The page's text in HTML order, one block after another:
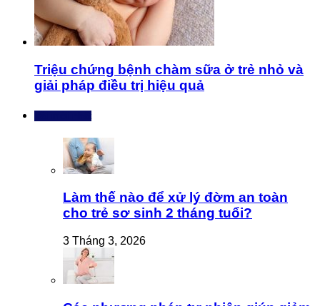
Triệu chứng bệnh chàm sữa ở trẻ nhỏ và
giải pháp điều trị hiệu quả
Làm thế nào để xử lý đờm an toàn
cho trẻ sơ sinh 2 tháng tuổi?
3 Tháng 3, 2026